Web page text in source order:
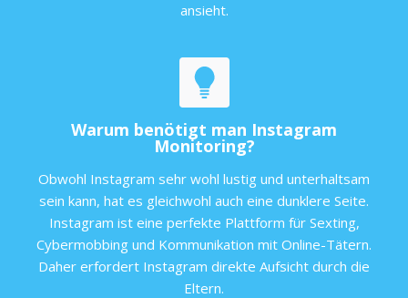
ansieht.
Warum benötigt man Instagram
Monitoring?
Obwohl Instagram sehr wohl lustig und unterhaltsam
sein kann, hat es gleichwohl auch eine dunklere Seite.
Instagram ist eine perfekte Plattform für Sexting,
Cybermobbing und Kommunikation mit Online-Tätern.
Daher erfordert Instagram direkte Aufsicht durch die
Eltern.